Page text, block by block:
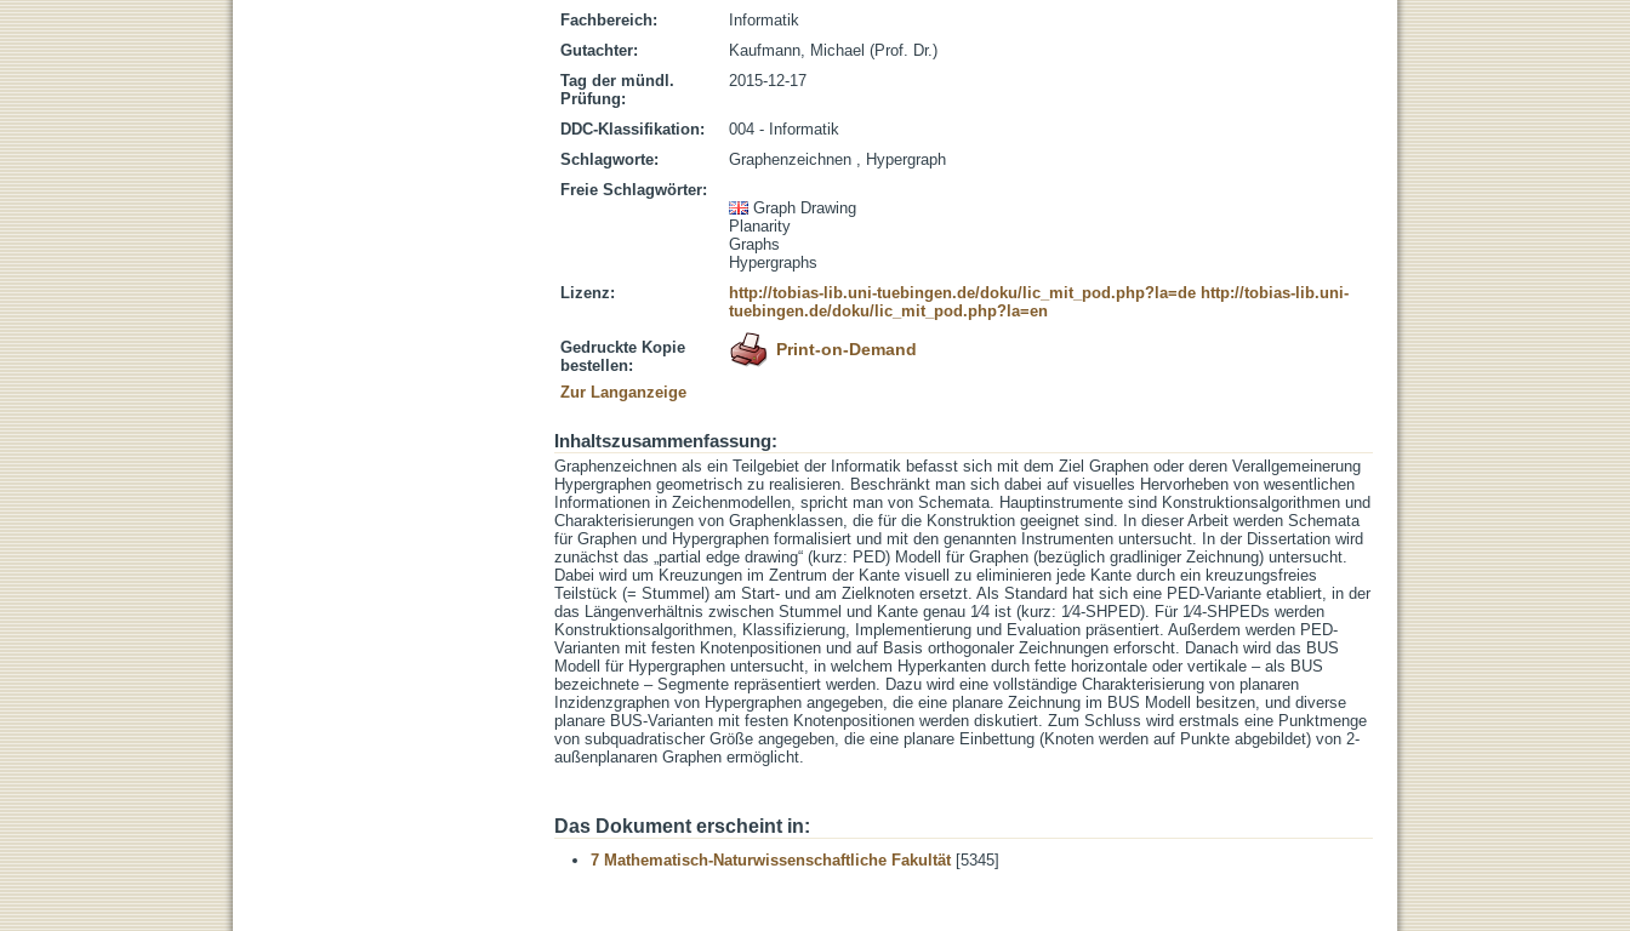
Fachbereich:
Informatik
Gutachter:
Kaufmann, Michael (Prof. Dr.)
Tag der mündl.
Prüfung:
2015-12-17
DDC-Klassifikation:
004 - Informatik
Schlagworte:
Graphenzeichnen , Hypergraph
Freie Schlagwörter:
Graph Drawing
Planarity
Graphs
Hypergraphs
Lizenz:
http://tobias-lib.uni-tuebingen.de/doku/lic_mit_pod.php?la=de http://tobias-lib.uni-
tuebingen.de/doku/lic_mit_pod.php?la=en
Gedruckte Kopie
bestellen:
Print-on-Demand
Zur Langanzeige
Inhaltszusammenfassung:
Graphenzeichnen als ein Teilgebiet der Informatik befasst sich mit dem Ziel Graphen oder deren Verallgemeinerung
Hypergraphen geometrisch zu realisieren. Beschränkt man sich dabei auf visuelles Hervorheben von wesentlichen
Informationen in Zeichenmodellen, spricht man von Schemata. Hauptinstrumente sind Konstruktionsalgorithmen und
Charakterisierungen von Graphenklassen, die für die Konstruktion geeignet sind. In dieser Arbeit werden Schemata
für Graphen und Hypergraphen formalisiert und mit den genannten Instrumenten untersucht. In der Dissertation wird
zunächst das „partial edge drawing“ (kurz: PED) Modell für Graphen (bezüglich gradliniger Zeichnung) untersucht.
Dabei wird um Kreuzungen im Zentrum der Kante visuell zu eliminieren jede Kante durch ein kreuzungsfreies
Teilstück (= Stummel) am Start- und am Zielknoten ersetzt. Als Standard hat sich eine PED-Variante etabliert, in der
das Längenverhältnis zwischen Stummel und Kante genau 1⁄4 ist (kurz: 1⁄4-SHPED). Für 1⁄4-SHPEDs werden
Konstruktionsalgorithmen, Klassifizierung, Implementierung und Evaluation präsentiert. Außerdem werden PED-
Varianten mit festen Knotenpositionen und auf Basis orthogonaler Zeichnungen erforscht. Danach wird das BUS
Modell für Hypergraphen untersucht, in welchem Hyperkanten durch fette horizontale oder vertikale – als BUS
bezeichnete – Segmente repräsentiert werden. Dazu wird eine vollständige Charakterisierung von planaren
Inzidenzgraphen von Hypergraphen angegeben, die eine planare Zeichnung im BUS Modell besitzen, und diverse
planare BUS-Varianten mit festen Knotenpositionen werden diskutiert. Zum Schluss wird erstmals eine Punktmenge
von subquadratischer Größe angegeben, die eine planare Einbettung (Knoten werden auf Punkte abgebildet) von 2-
außenplanaren Graphen ermöglicht.
Das Dokument erscheint in:
7 Mathematisch-Naturwissenschaftliche Fakultät[5345]